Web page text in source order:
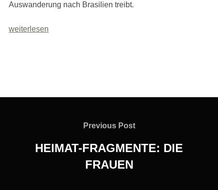
Auswanderung nach Brasilien treibt.
weiterlesen
Previous
Previous Post
HEIMAT-FRAGMENTE: DIE
FRAUEN